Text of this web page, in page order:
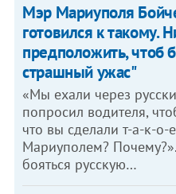
Мэр Мариуполя
готовился к такому.
предположить, чтоб
страшный ужас"
«Мы ехали через
попросил водителя,
что вы сделали т-а-к-о-
Мариуполем?
бояться русскую…